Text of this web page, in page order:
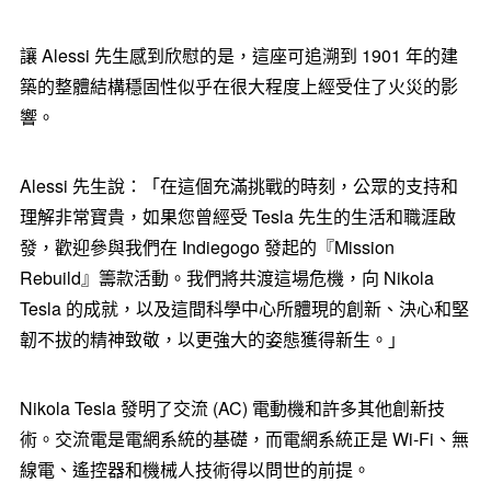
讓 Alessi 先生感到欣慰的是，這座可追溯到 1901 年的建
築的整體結構穩固性似乎在很大程度上經受住了火災的影
響。
Alessi 先生說：「在這個充滿挑戰的時刻，公眾的支持和
理解非常寶貴，如果您曾經受 Tesla 先生的生活和職涯啟
發，歡迎參與我們在 Indiegogo 發起的『Mission
Rebuild』籌款活動。我們將共渡這場危機，向 Nikola
Tesla 的成就，以及這間科學中心所體現的創新、決心和堅
韌不拔的精神致敬，以更強大的姿態獲得新生。」
Nikola Tesla 發明了交流 (AC) 電動機和許多其他創新技
術。交流電是電網系統的基礎，而電網系統正是 Wi-Fi、無
線電、遙控器和機械人技術得以問世的前提。